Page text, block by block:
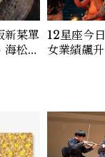
新菜單
松貝
12星座今
女業績飆